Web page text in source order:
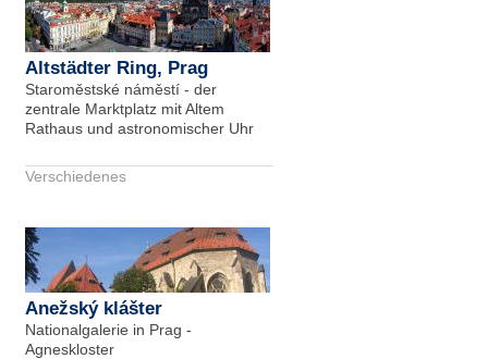
Altstädter Ring, Prag
Staroměstské náměstí - der
zentrale Marktplatz mit Altem
Rathaus und astronomischer Uhr
Verschiedenes
Anežský klášter
Nationalgalerie in Prag -
Agneskloster